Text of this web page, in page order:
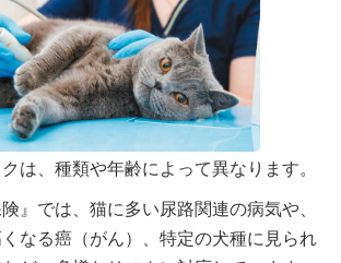
は、種類や年齢によって異なります。
』では、猫に多い尿路関連の病気や、
なる癌（がん）、特定の犬種に見られ